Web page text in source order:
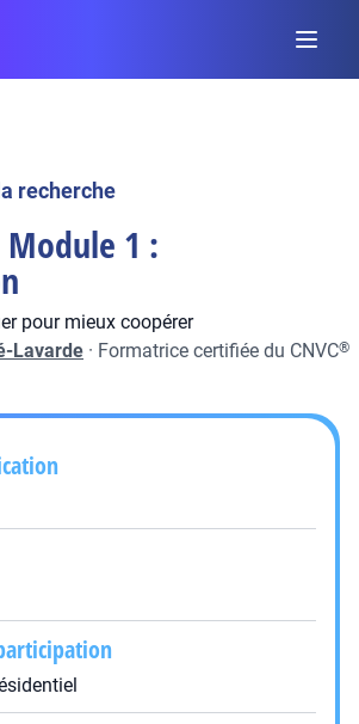
recherche
1 :
pour mieux coopérer
Lavarde · Formatrice certifiée du CNVC®